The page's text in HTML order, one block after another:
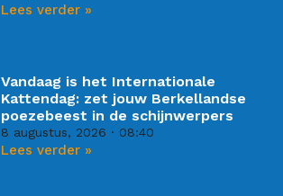
Lees verder »
Vandaag is het Internationale
Kattendag: zet jouw Berkellandse
poezebeest in de schijnwerpers
8 augustus, 2026 08:40
Lees verder »